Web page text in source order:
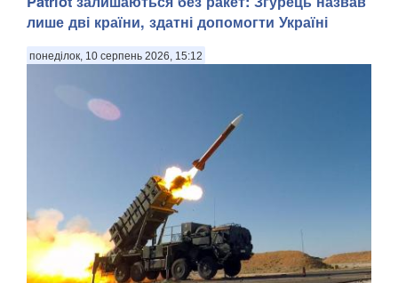
лише дві країни, здатні допомогти Україні
понеділок, 10 серпень 2026, 15:12